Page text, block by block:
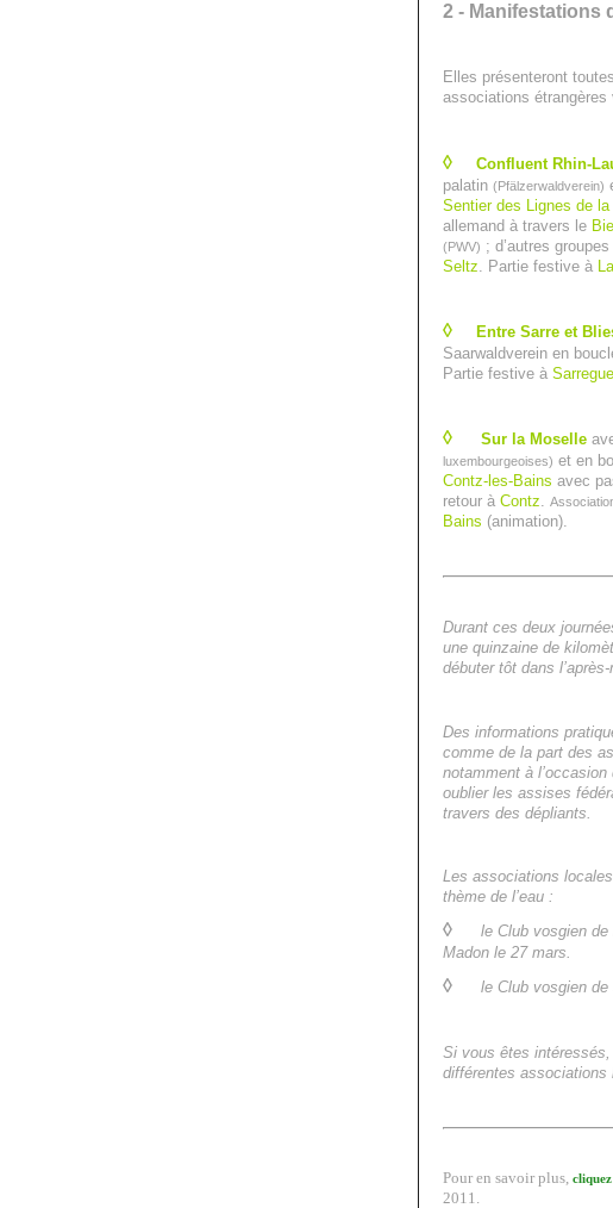
2 - Manifestations
Elles présenteront
associations étrangères
◊ Confluent Rhin-
palatin (Pfälzerwaldverein)
Sentier des Lignes de la
allemand à travers le
(PWV) ; d’autres
Seltz. Partie festive à
◊ Entre Sarre et
Saarwaldverein en
Partie festive à
◊ Sur la Moselle
luxembourgeoises) et en
Contz-les-Bains avec
retour à Contz.
Bains (animation).
Durant ces deux
une quinzaine de
débuter tôt dans
Des informations
comme de la part des
notamment à
oublier les assises
travers des dépliants.
Les associations
thème de l’eau :
◊
le Club vosgien
Madon le 27 mars.
◊ le Club vosgien de
Si vous êtes
différentes associations
Pour en savoir plus,
2011.